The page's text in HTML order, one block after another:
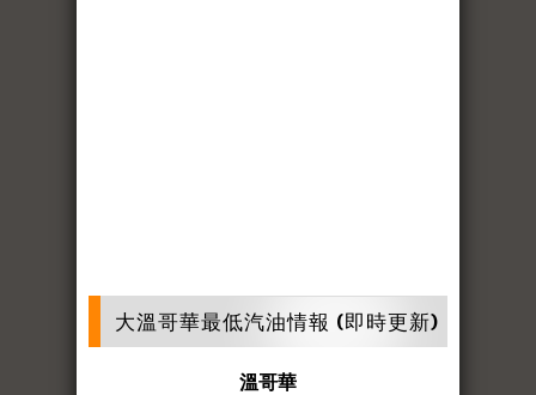
大溫哥華最低汽油情報 (即時更新)
溫哥華